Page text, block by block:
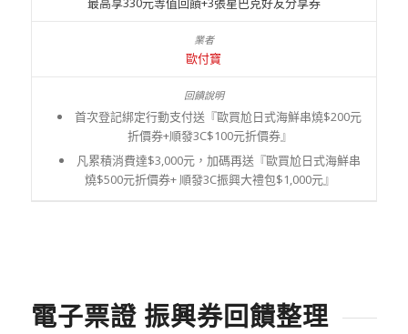
歐付寶
首次登記綁定行動支付送『歐買尬日式海鮮串燒$200元
折價券+順發3C$100元折價券』
凡累積消費達$3,000元，加碼再送『歐買尬日式海鮮串
燒$500元折價券+ 順發3C振興大禮包$1,000元』
電子票證 振興券回饋整理